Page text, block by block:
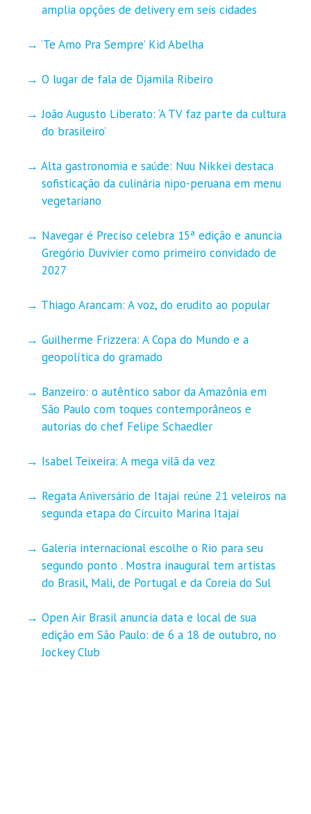
amplia opções de delivery em seis cidades
‘Te Amo Pra Sempre’ Kid Abelha
O lugar de fala de Djamila Ribeiro
João Augusto Liberato: ‘A TV faz parte da cultura
do brasileiro’
Alta gastronomia e saúde: Nuu Nikkei destaca
sofisticação da culinária nipo-peruana em menu
vegetariano
Navegar é Preciso celebra 15ª edição e anuncia
Gregório Duvivier como primeiro convidado de
2027
Thiago Arancam: A voz, do erudito ao popular
Guilherme Frizzera: A Copa do Mundo e a
geopolítica do gramado
Banzeiro: o autêntico sabor da Amazônia em
São Paulo com toques contemporâneos e
autorias do chef Felipe Schaedler
Isabel Teixeira: A mega vilã da vez
Regata Aniversário de Itajaí reúne 21 veleiros na
segunda etapa do Circuito Marina Itajaí
Galeria internacional escolhe o Rio para seu
segundo ponto . Mostra inaugural tem artistas
do Brasil, Mali, de Portugal e da Coreia do Sul
Open Air Brasil anuncia data e local de sua
edição em São Paulo: de 6 a 18 de outubro, no
Jockey Club